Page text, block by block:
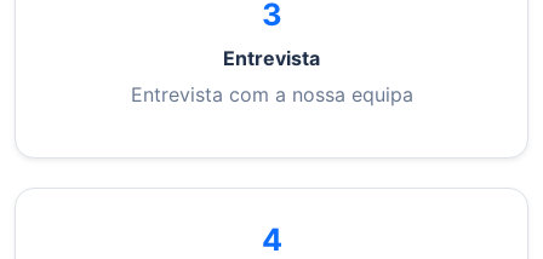
3
Entrevista
Entrevista com a nossa equipa
4